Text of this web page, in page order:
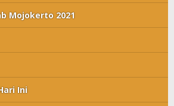
Mojokerto 2021
Ini